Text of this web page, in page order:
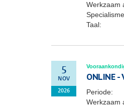
Werkzaam
Taal:
5
NOV
2026
ONLINE
Periode:
Werkzaam